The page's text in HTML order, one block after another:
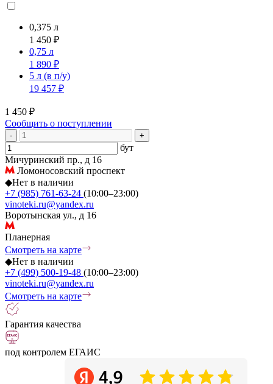
0,375 л
1 450 ₽
0,75 л
1 890 ₽
5 л (в п/у)
19 457 ₽
1 450 ₽
Сообщить о поступлении
- +
бут
Мичуринский пр., д 16
Ломоносовский проспект
◆Нет в наличии
+7 (985) 761-63-24 (10:00–23:00)
vinoteki.ru@yandex.ru
Воротынская ул., д 16
Планерная
Смотреть на карте
◆Нет в наличии
+7 (499) 500-19-48 (10:00–23:00)
vinoteki.ru@yandex.ru
Смотреть на карте
Гарантия качества
под контролем ЕГАИС